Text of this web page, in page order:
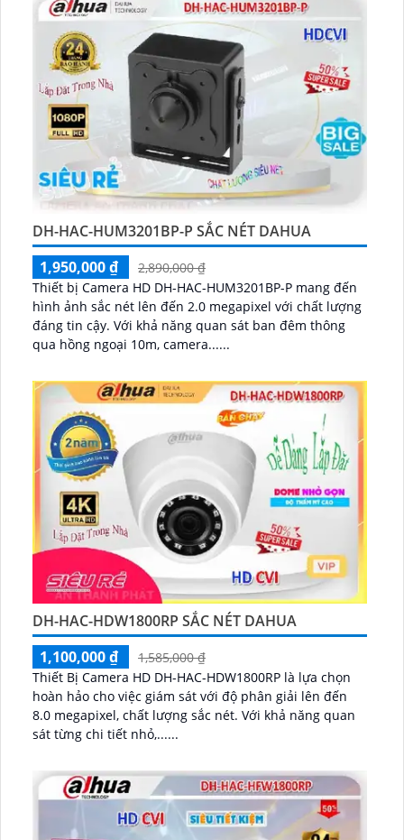
DH-HAC-HUM3201BP-P SẮC NÉT DAHUA
1,950,000 ₫
2,890,000 ₫
Thiết bị Camera HD DH-HAC-HUM3201BP-P mang đến
hình ảnh sắc nét lên đến 2.0 megapixel với chất lượng
đáng tin cậy. Với khả năng quan sát ban đêm thông
qua hồng ngoại 10m, camera......
DH-HAC-HDW1800RP SẮC NÉT DAHUA
1,100,000 ₫
1,585,000 ₫
Thiết Bị Camera HD DH-HAC-HDW1800RP là lựa chọn
hoàn hảo cho việc giám sát với độ phân giải lên đến
8.0 megapixel, chất lượng sắc nét. Với khả năng quan
sát từng chi tiết nhỏ,......